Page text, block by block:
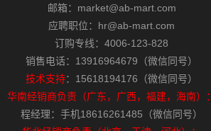
邮箱：market@ab-mart.com
应聘职位：hr@ab-mart.com
订购专线：4006-123-828
销售电话：13916964679（微信同号）
技术支持：15618194176（微信同号）
华南经销商负责（广东，广西，福建，海南）：
程经理：手机18616261485（微信同号）